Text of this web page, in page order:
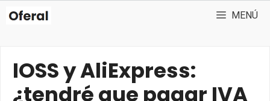
Saltar
MENÚ
IOSS y AliExpress:
¿tendré que pagar IVA